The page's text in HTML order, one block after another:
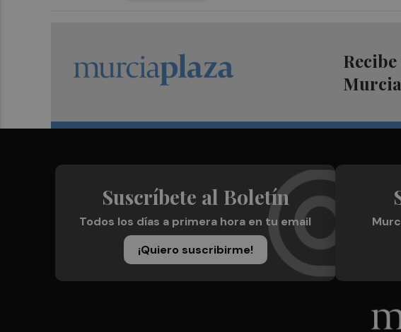
Suscríbete al Boletín
Todos los días a primera hora en tu email
¡Quiero suscribirme!